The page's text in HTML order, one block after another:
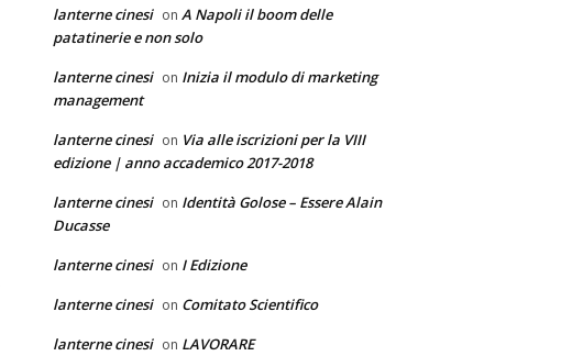
lanterne cinesi on A Napoli il boom delle
patatinerie e non solo
lanterne cinesi on Inizia il modulo di marketing
management
lanterne cinesi on Via alle iscrizioni per la VIII
edizione | anno accademico 2017-2018
lanterne cinesi on Identità Golose – Essere Alain
Ducasse
lanterne cinesi on I Edizione
lanterne cinesi on Comitato Scientifico
lanterne cinesi on LAVORARE